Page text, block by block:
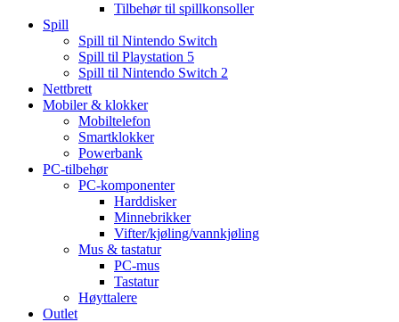
Tilbehør til spillkonsoller
Spill
Spill til Nintendo Switch
Spill til Playstation 5
Spill til Nintendo Switch 2
Nettbrett
Mobiler & klokker
Mobiltelefon
Smartklokker
Powerbank
PC-tilbehør
PC-komponenter
Harddisker
Minnebrikker
Vifter/kjøling/vannkjøling
Mus & tastatur
PC-mus
Tastatur
Høyttalere
Outlet